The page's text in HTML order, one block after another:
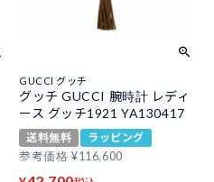
GUCCI グッチ
グッチ GUCCI 腕時計 レディ
ース グッチ1921 YA130417
送料無料
ラッピング
参考価格 ¥116,600